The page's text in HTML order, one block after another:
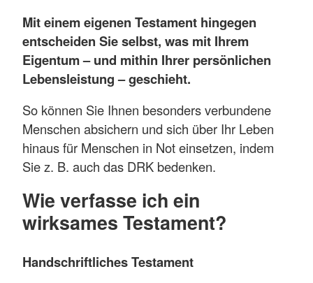
Mit einem eigenen Testament hingegen
entscheiden Sie selbst, was mit Ihrem
Eigentum – und mithin Ihrer persönlichen
Lebensleistung – geschieht.
So können Sie Ihnen besonders verbundene
Menschen absichern und sich über Ihr Leben
hinaus für Menschen in Not einsetzen, indem
Sie z. B. auch das DRK bedenken.
Wie verfasse ich ein
wirksames Testament?
Handschriftliches Testament